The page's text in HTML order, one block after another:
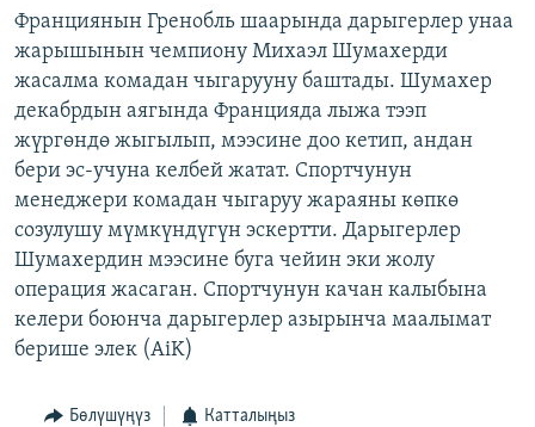
БИЗ ЖАНА ДҮЙНӨ
ДАНИСТЕ
ЭЖЕ-СИҢДИЛЕР
АЗАТТЫК+
ЫҢГАЙСЫЗ СУРООЛОР
Русский
ОНЛАЙН ШЕРИНЕ
ЭЕ/АРнун бардык сайттары
Франциянын Гренобль шаарында дарыгерлер унаа
жарышынын чемпиону Михаэл Шумахерди
жасалма комадан чыгарууну баштады. Шумахер
декабрдын аягында Францияда лыжа тээп
жүргөндө жыгылып, мээсине доо кетип, андан
бери эс-учуна келбей жатат. Спортчунун
менеджери комадан чыгаруу жараяны көпкө
созулушу мүмкүндүгүн эскертти. Дарыгерлер
Шумахердин мээсине буга чейин эки жолу
операция жасаган. Спортчунун качан калыбына
келери боюнча дарыгерлер азырынча маалымат
берише элек (AiK)
Бөлүшүңүз Катталыңыз